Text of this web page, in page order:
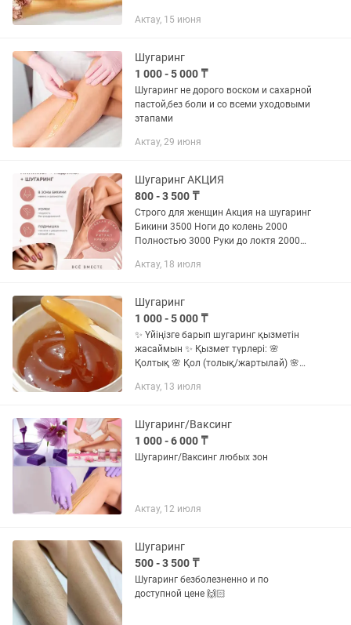
Актау, 15 июня
Шугаринг
1 000 - 5 000 ₸
Шугаринг не дорого воском и сахарной
пастой,без боли и со всеми уходовыми
этапами
Актау, 29 июня
Шугаринг АКЦИЯ
800 - 3 500 ₸
Строго для женщин Акция на шугаринг
Бикини 3500 Ноги до колень 2000
Полностью 3000 Руки до локтя 2000
1000 Лицо 2000
Актау, 18 июля
Шугаринг
1 000 - 5 000 ₸
✨ Үйіңізге барып шугаринг қызметін
жасаймын ✨ Қызмет түрлері: 🌸
Қолтық 🌸 Қол (толық/жартылай) 🌸
классика 🌸 Терең бикини 🌸 Бет
Актау, 13 июля
Шугаринг/Ваксинг
1 000 - 6 000 ₸
Шугаринг/Ваксинг любых зон
Актау, 12 июля
Шугаринг
500 - 3 500 ₸
Шугаринг безболезненно и по
доступной цене 🙌🏻